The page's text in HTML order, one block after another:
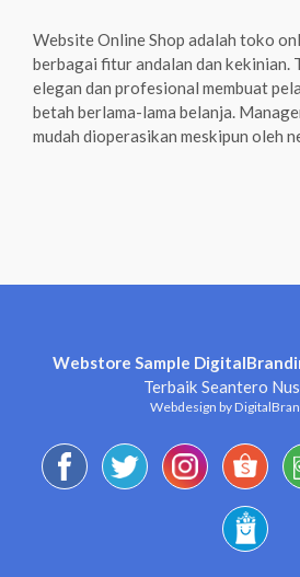
Website Online Shop adalah toko
berbagai fitur andalan dan kekinian.
elegan dan profesional membuat
betah berlama-lama belanja.
mudah dioperasikan meskipun oleh
Webstore Sample
Terbaik Seantero
Webdesign by